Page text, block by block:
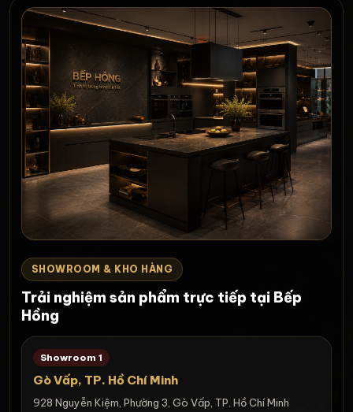
SHOWROOM & KHO HÀNG
Trải nghiệm sản phẩm trực tiếp tại Bếp
Hồng
Showroom 1
Gò Vấp, TP. Hồ Chí Minh
928 Nguyễn Kiệm, Phường 3, Gò Vấp, TP. Hồ Chí Minh